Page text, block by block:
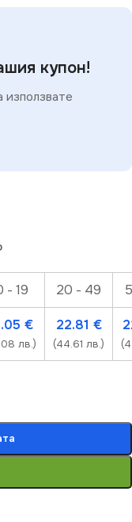
купон!
използвате
- 19 20 - 49
€
лв.)
22.81 €
(44.61 лв.)